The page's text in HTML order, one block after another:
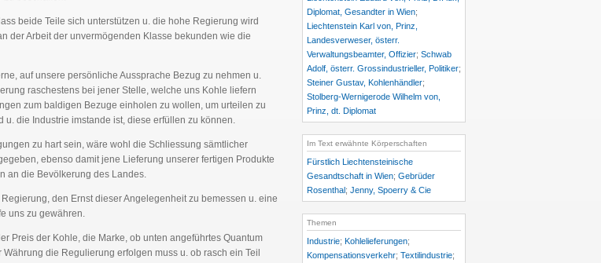
beide Teile sich unterstützen u. die hohe Regierung wird
der Arbeit der unvermögenden Klasse bekunden wie die
auf unsere persönliche Aussprache Bezug zu nehmen u.
raschestens bei jener Stelle, welche uns Kohle liefern
zum baldigen Bezuge einholen zu wollen, um urteilen zu
u. die Industrie imstande ist, diese erfüllen zu können.
zu hart sein, wäre wohl die Schliessung sämtlicher
ebenso damit jene Lieferung unserer fertigen Produkte
an die Bevölkerung des Landes.
den Ernst dieser Angelegenheit zu bemessen u. eine
uns zu gewähren.
Preis der Kohle, die Marke, ob unten angeführtes Quantum
die Regulierung erfolgen muss u. ob rasch ein Teil
Diplomat, Gesandter in Wien;
Liechtenstein Karl von, Prinz,
Landesverweser, österr.
Verwaltungsbeamter, Offizier; Schwab
Adolf, österr. Grossindustrieller, Politiker;
Steiner Gustav, Kohlenhändler;
Stolberg-Wernigerode Wilhelm von,
Prinz, dt. Diplomat
Im Text erwähnte Körperschaften
Fürstlich Liechtensteinische
Gesandtschaft in Wien; Gebrüder
Rosenthal; Jenny, Spoerry & Cie
Themen
Industrie; Kohlelieferungen;
Kompensationsverkehr; Textilindustrie;